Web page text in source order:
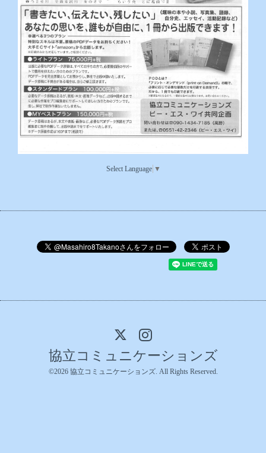
Select Language ▼
協立コミュニケーションズ
©2026 協立コミュニケーションズ. All Rights Reserved.